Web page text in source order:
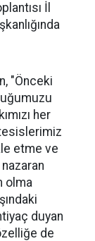
İl
"Önceki
her
etme ve
olma
duyan
de